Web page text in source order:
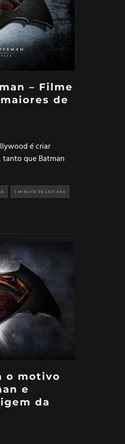
– Filme
de
é criar
tanto que Batman
1 MINUTO DE LEITURA
o motivo
e
da